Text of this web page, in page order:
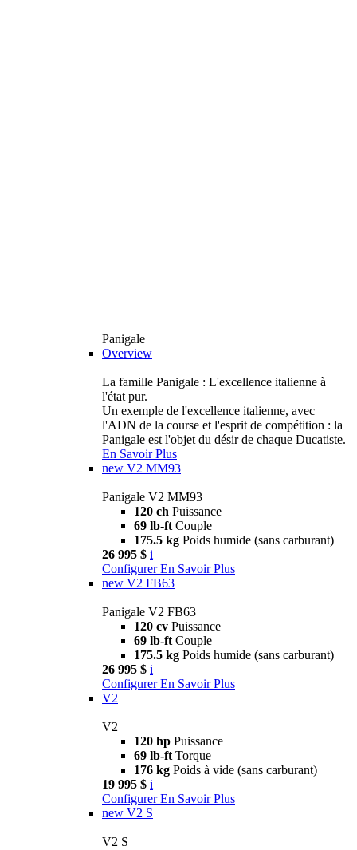
Panigale
Overview
La famille Panigale : L'excellence italienne à
l'état pur.
Un exemple de l'excellence italienne, avec
l'ADN de la course et l'esprit de compétition : la
Panigale est l'objet du désir de chaque Ducatiste.
En Savoir Plus
new V2 MM93
Panigale V2 MM93
120 ch Puissance
69 lb-ft Couple
175.5 kg Poids humide (sans carburant)
26 995 $ i
Configurer En Savoir Plus
new V2 FB63
Panigale V2 FB63
120 cv Puissance
69 lb-ft Couple
175.5 kg Poids humide (sans carburant)
26 995 $ i
Configurer En Savoir Plus
V2
V2
120 hp Puissance
69 lb-ft Torque
176 kg Poids à vide (sans carburant)
19 995 $ i
Configurer En Savoir Plus
new V2 S
V2 S